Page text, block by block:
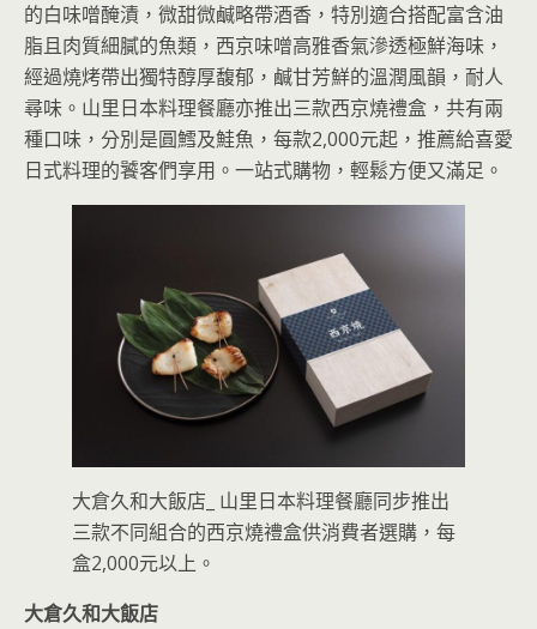
的白味噌醃漬，微甜微鹹略帶酒香，特別適合搭配富含油
脂且肉質細膩的魚類，西京味噌高雅香氣滲透極鮮海味，
經過燒烤帶出獨特醇厚馥郁，鹹甘芳鮮的溫潤風韻，耐人
尋味。山里日本料理餐廳亦推出三款西京燒禮盒，共有兩
種口味，分別是圓鱈及鮭魚，每款2,000元起，推薦給喜愛
日式料理的饕客們享用。一站式購物，輕鬆方便又滿足。
大倉久和大飯店_ 山里日本料理餐廳同步推出
三款不同組合的西京燒禮盒供消費者選購，每
盒2,000元以上。
大倉久和大飯店